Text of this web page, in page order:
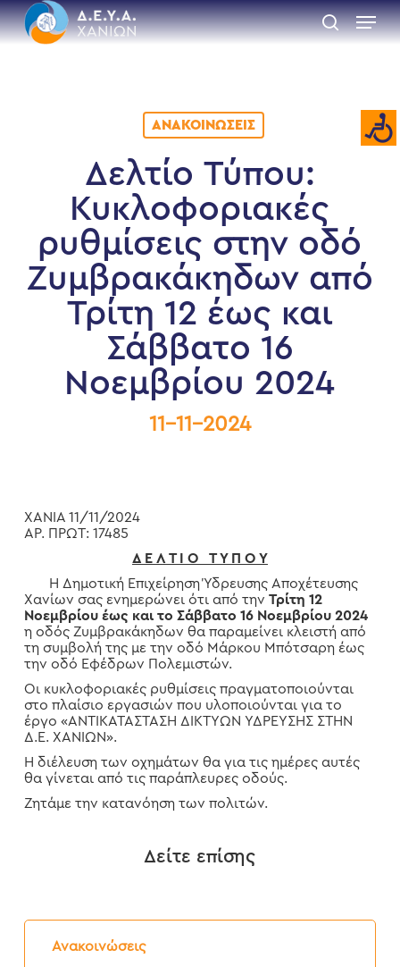
Skip
to
main
search
Menu
ΑΝΑΚΟΙΝΏΣΕΙΣ
Δελτίο Τύπου:
Κυκλοφοριακές
ρυθμίσεις στην οδό
Ζυμβρακάκηδων από
Τρίτη 12 έως και
Σάββατο 16
Νοεμβρίου 2024
11-11-2024
ΧΑΝΙΑ 11/11/2024
ΑΡ. ΠΡΩΤ: 17485
Δ Ε Λ Τ Ι Ο Τ Υ Π Ο Υ
Η Δημοτική Επιχείρηση Ύδρευσης Αποχέτευσης
Χανίων σας ενημερώνει ότι από την Τρίτη 12
Νοεμβρίου έως και το Σάββατο 16 Νοεμβρίου 2024
η οδός Ζυμβρακάκηδων θα παραμείνει κλειστή από
τη συμβολή της με την οδό Μάρκου Μπότσαρη έως
την οδό Εφέδρων Πολεμιστών.
Οι κυκλοφοριακές ρυθμίσεις πραγματοποιούνται
στο πλαίσιο εργασιών που υλοποιούνται για το
έργο «ΑΝΤΙΚΑΤΑΣΤΑΣΗ ΔΙΚΤΥΩΝ ΥΔΡΕΥΣΗΣ ΣΤΗΝ
Δ.Ε. ΧΑΝΙΩΝ».
Η διέλευση των οχημάτων θα για τις ημέρες αυτές
θα γίνεται από τις παράπλευρες οδούς.
Ζητάμε την κατανόηση των πολιτών.
Δείτε επίσης
Ανακοινώσεις
Δελτίο
Τύπου: